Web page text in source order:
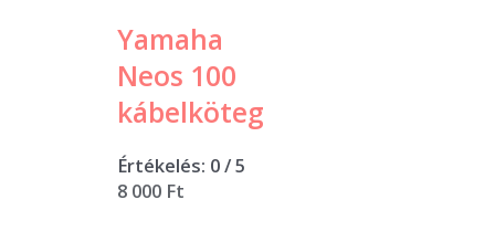
Yamaha
Neos 100
kábelköteg
Értékelés: 0/ 5
8 000 Ft